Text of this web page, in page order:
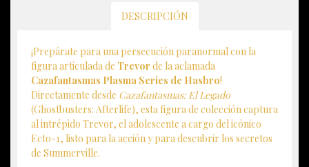
DESCRIPCIÓN
¡Prepárate para una persecución paranormal con la
figura articulada de Trevor de la aclamada
Cazafantasmas Plasma Series de Hasbro!
Directamente desde Cazafantasmas: El Legado
(Ghostbusters: Afterlife), esta figura de colección captura
al intrépido Trevor, el adolescente a cargo del icónico
Ecto-1, listo para la acción y para descubrir los secretos
de Summerville.